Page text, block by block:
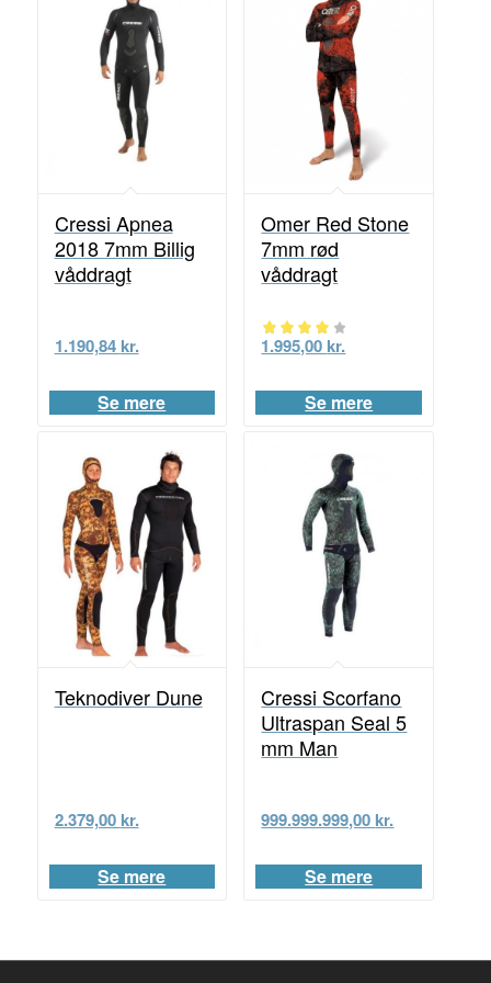
Cressi Apnea
2018 7mm Billig
våddragt
1.190,84 kr.
Se mere
Omer Red Stone
7mm rød
våddragt
Vurderet
4.00
ud af 5
1.995,00 kr.
Se mere
Teknodiver Dune
2.379,00 kr.
Se mere
Cressi Scorfano
Ultraspan Seal 5
mm Man
999.999.999,00 kr.
Se mere